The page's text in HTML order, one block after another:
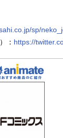
sp/
： https://